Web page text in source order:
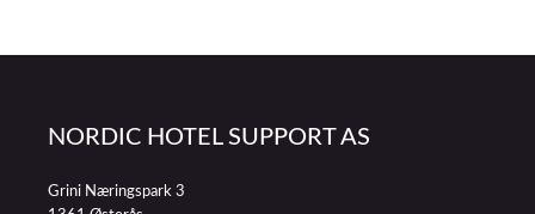
NORDIC HOTEL SUPPORT AS
Grini Næringspark 3